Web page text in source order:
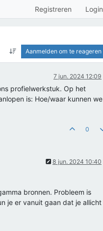
Registreren Login
Aanmelden om te reageren
7 jun. 2024 12:09
profielwerkstuk. Op het
is: Hoe/waar kunnen we
0
8 jun. 2024 10:40
bronnen. Probleem is
je er vanuit gaan dat je allicht